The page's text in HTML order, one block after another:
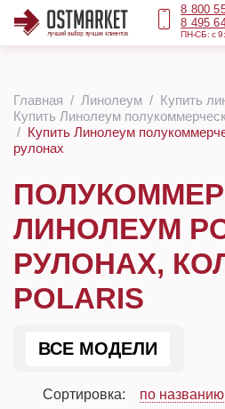
8 800
8 495
ПН-СБ: с
Главная Линолеум
Купить
Купить Линолеум
Купить Линолеум
рулонах
ЛИНОЛЕУМ
РУЛОНАХ,
POLARIS
ВСЕ МОДЕЛИ
Сортировка: по названию